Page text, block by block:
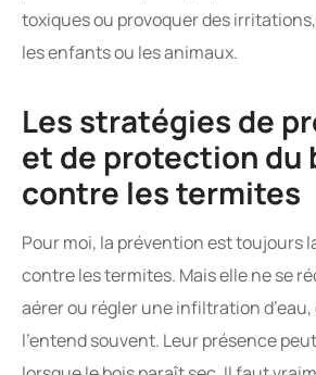
toxiques ou provoquer des
les enfants ou les animaux.
Les stratégies de
et de protection du
contre les termites
Pour moi, la prévention est toujours
contre les termites. Mais elle ne se
aérer ou régler une infiltration
l’entend souvent. Leur présence